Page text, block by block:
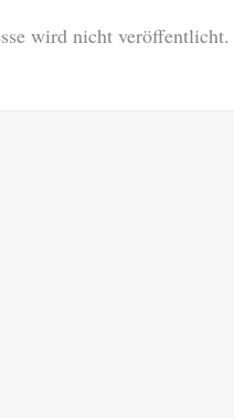
wird nicht veröffentlicht.